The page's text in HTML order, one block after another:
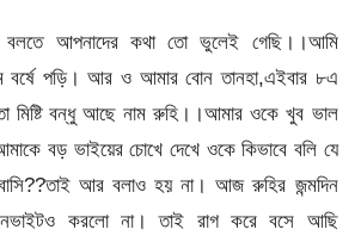
আপনাদের কথা তো ভুলেই গেছি।।আমি
বর্ষে পড়ি। আর ও আমার বোন তানহা,এইবার ৮এ
বন্ধু আছে নাম রুহি।।আমার ওকে খুব ভাল
বড় ভাইয়ের চোখে দেখে ওকে কিভাবে বলি যে
আর বলাও হয় না। আজ রুহির জন্মদিন
করলো না। তাই রাগ করে বসে আছি